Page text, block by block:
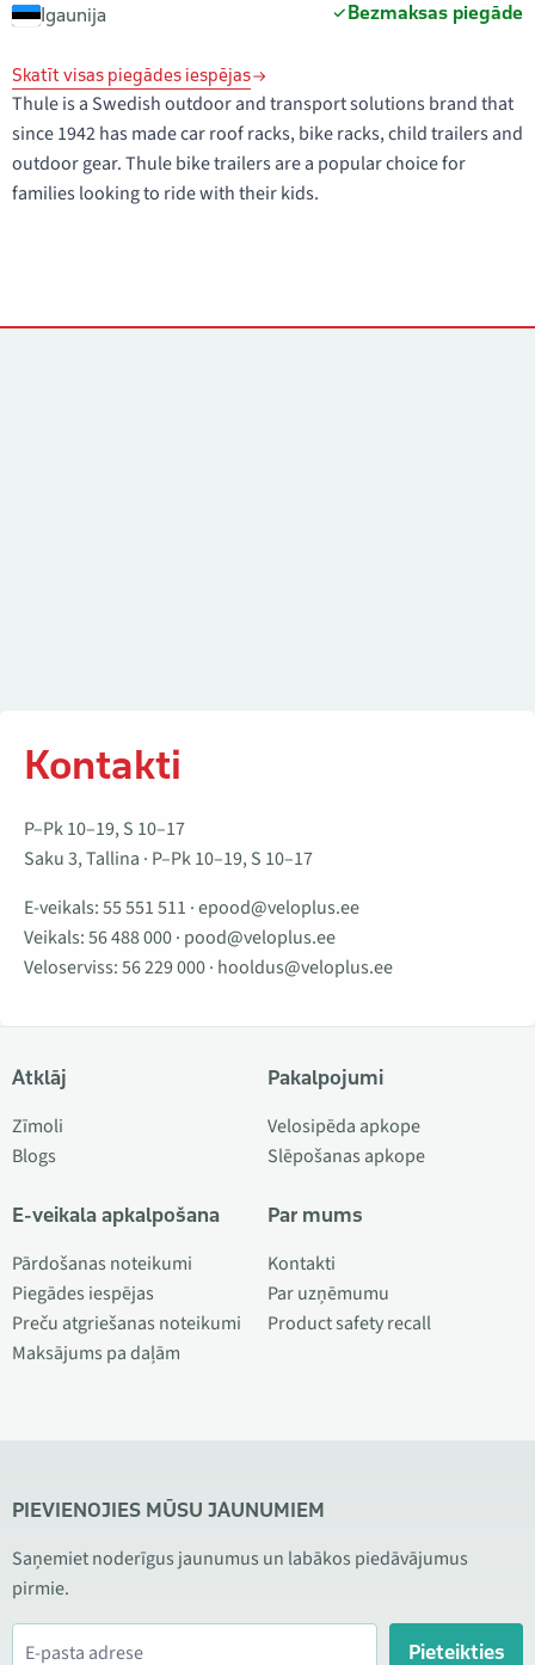
Igaunija Bezmaksas piegāde
Skatīt visas piegādes iespējas
Thule is a Swedish outdoor and transport solutions brand that
since 1942 has made car roof racks, bike racks, child trailers and
outdoor gear. Thule bike trailers are a popular choice for
families looking to ride with their kids.
Kontakti
P–Pk 10–19, S 10–17
Saku 3, Tallina · P–Pk 10–19, S 10–17
E-veikals:55 551 511 ·epood@veloplus.ee
Veikals:56 488 000· pood@veloplus.ee
Veloserviss:56 229 000· hooldus@veloplus.ee
Atklāj
Zīmoli
Blogs
E-veikala apkalpošana
Pārdošanas noteikumi
Piegādes iespējas
Preču atgriešanas noteikumi
Maksājums pa daļām
Pakalpojumi
Velosipēda apkope
Slēpošanas apkope
Par mums
Kontakti
Par uzņēmumu
Product safety recall
PIEVIENOJIES MŪSU JAUNUMIEM
Saņemiet noderīgus jaunumus un labākos piedāvājumus
pirmie.
Pieteikties